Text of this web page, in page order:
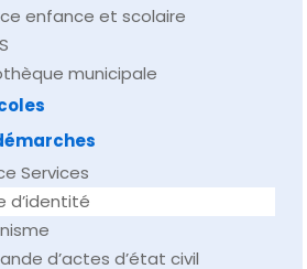
enfance et scolaire
municipale
Services
d’identité
d’actes d’état civil